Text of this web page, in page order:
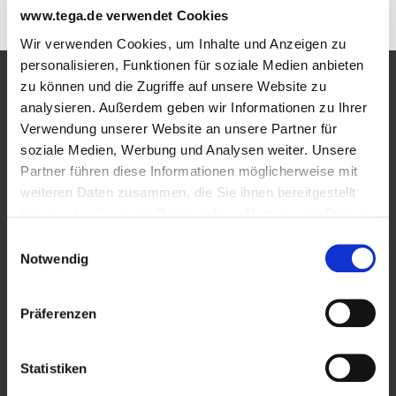
www.tega.de verwendet Cookies
Wir verwenden Cookies, um Inhalte und Anzeigen zu
personalisieren, Funktionen für soziale Medien anbieten
zu können und die Zugriffe auf unsere Website zu
analysieren. Außerdem geben wir Informationen zu Ihrer
Verwendung unserer Website an unsere Partner für
soziale Medien, Werbung und Analysen weiter. Unsere
Partner führen diese Informationen möglicherweise mit
weiteren Daten zusammen, die Sie ihnen bereitgestellt
Wir verwenden Cookies und andere Technologien auf
unserer Webseite. Einige von ihnen sind essenziell,
während andere uns helfen, diese Website und Ihre
Erfahrung zu verbessern. Cookies sind kleine Text-
Benutzererfahrung effizienter zu gestalten.
Personenbezogene Daten können verarbeitet werden
Notwendig
Präferenzen
Statistiken
Produkte
Flüssiggas im Tank
Einweisungsvideo Flüssiggastank
Versorgungssicherheit
Förderung